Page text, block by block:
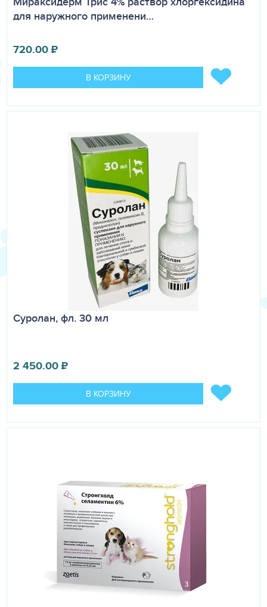
для наружного применени…
720.00₽
В КОРЗИНУ
Суролан, фл. 30 мл
2 450.00₽
В КОРЗИНУ